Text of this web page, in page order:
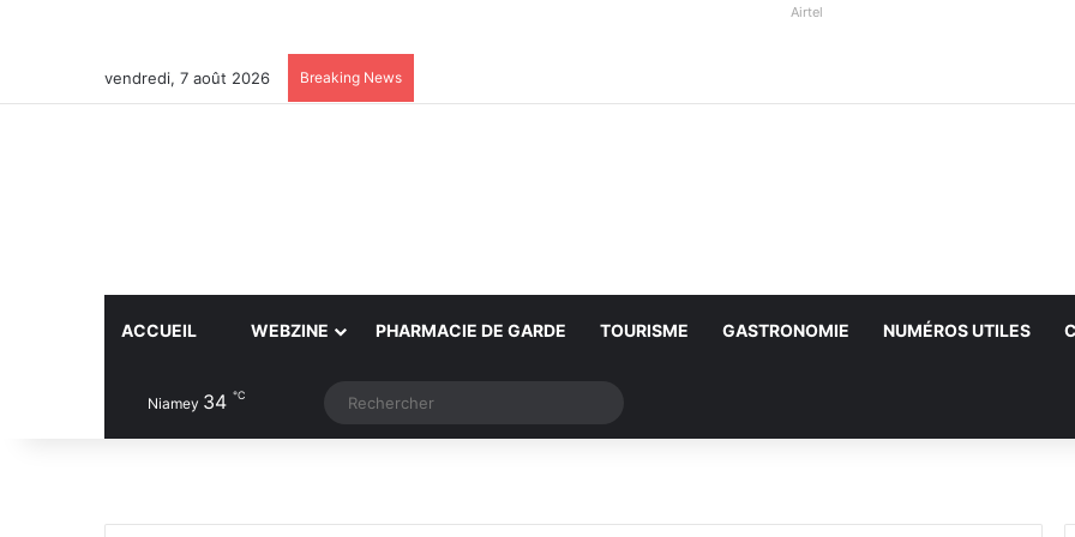
Airtel
vendredi, 7 août 2026 Breaking News
ACCUEIL WEBZINE PHARMACIE DE GARDE TOURISME GASTRONOMIE NUMÉROS UTILES
Niamey 34 ℃ Article Aléatoire
Switch skin